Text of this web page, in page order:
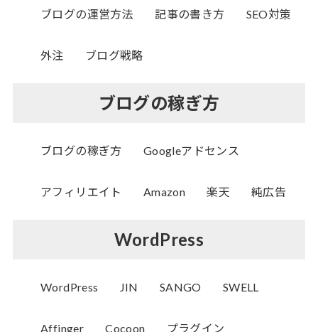
ブログの運営方法 記事の書き方 SEO対策
外注 ブログ戦略
ブログの稼ぎ方
ブログの稼ぎ方 Googleアドセンス
アフィリエイト Amazon 楽天 純広告
WordPress
WordPress JIN SANGO SWELL
Affinger Cocoon プラグイン